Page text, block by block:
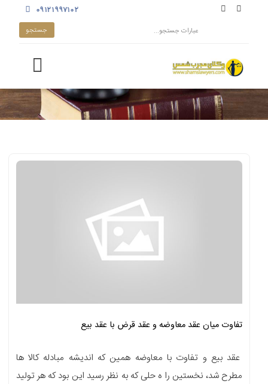
۰۹۱۲۱۹۹۷۱۰۲
تفاوت میان عقد معاوضه و عقد قرض با عقد بیع
عقد بیع و تفاوت با معاوضه همین که اندیشه مبادله کالا ها
مطرح شد، نخستین را ه حلی که به نظر رسید این بود که هر تولید